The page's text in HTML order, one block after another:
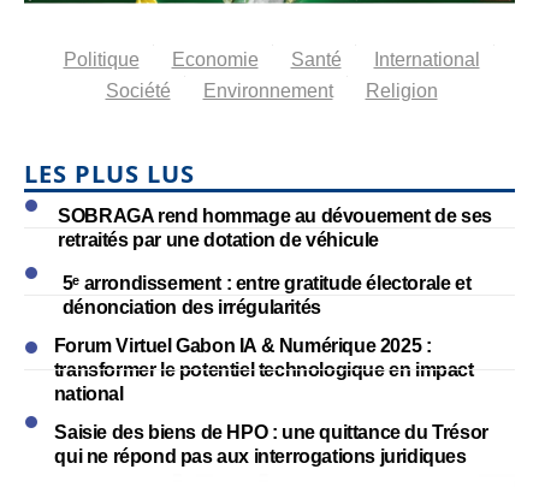
Politique Economie Santé
International
Société
Environnement Religion
LES PLUS LUS
SOBRAGA rend hommage au dévouement de ses
retraités par une dotation de véhicule
5ᵉ arrondissement : entre gratitude électorale et
dénonciation des irrégularités
Forum Virtuel Gabon IA & Numérique 2025 :
transformer le potentiel technologique en impact
national
Saisie des biens de HPO : une quittance du Trésor
qui ne répond pas aux interrogations juridiques